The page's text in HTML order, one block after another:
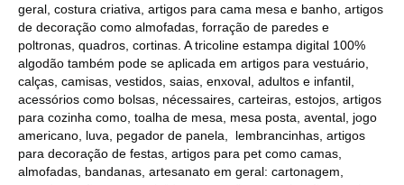
geral, costura criativa, artigos para cama mesa e banho, artigos
de decoração como almofadas, forração de paredes e
poltronas, quadros, cortinas. A tricoline estampa digital 100%
algodão também pode se aplicada em artigos para vestuário,
calças, camisas, vestidos, saias, enxoval, adultos e infantil,
acessórios como bolsas, nécessaires, carteiras, estojos, artigos
para cozinha como, toalha de mesa, mesa posta, avental, jogo
americano, luva, pegador de panela, lembrancinhas, artigos
para decoração de festas, artigos para pet como camas,
almofadas, bandanas, artesanato em geral: cartonagem,